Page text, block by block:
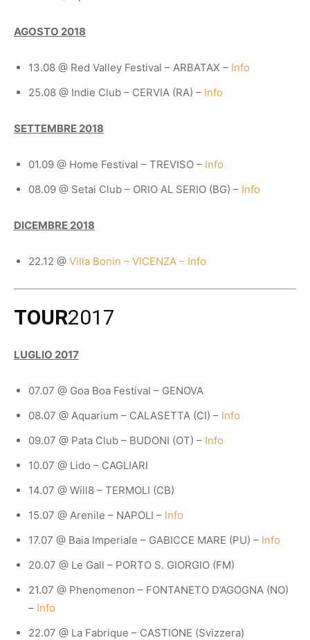
AGOSTO 2018
13.08 @ Red Valley Festival – ARBATAX – Info
25.08 @ Indie Club – CERVIA (RA) – Info
SETTEMBRE 2018
01.09 @ Home Festival – TREVISO – Info
08.09 @ Setai Club – ORIO AL SERIO (BG) – Info
DICEMBRE 2018
22.12 @ Villa Bonin – VICENZA – Info
TOUR2017
LUGLIO 2017
07.07 @ Goa Boa Festival – GENOVA
08.07 @ Aquarium – CALASETTA (CI) – Info
09.07 @ Pata Club – BUDONI (OT) – Info
10.07 @ Lido – CAGLIARI
14.07 @ Will8 – TERMOLI (CB)
15.07 @ Arenile – NAPOLI – Info
17.07 @ Baia Imperiale – GABICCE MARE (PU) – Info
20.07 @ Le Gall – PORTO S. GIORGIO (FM)
21.07 @ Phenomenon – FONTANETO D’AGOGNA (NO)
– Info
22.07 @ La Fabrique – CASTIONE (Svizzera)